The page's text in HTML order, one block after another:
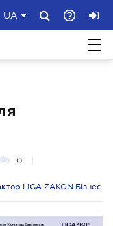
UA
0
LIGA ZAKON Бізнес